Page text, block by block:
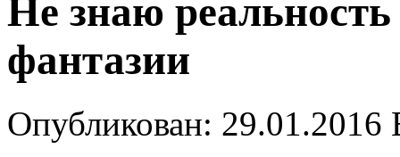
Не знаю
фантазии
Опубликован: